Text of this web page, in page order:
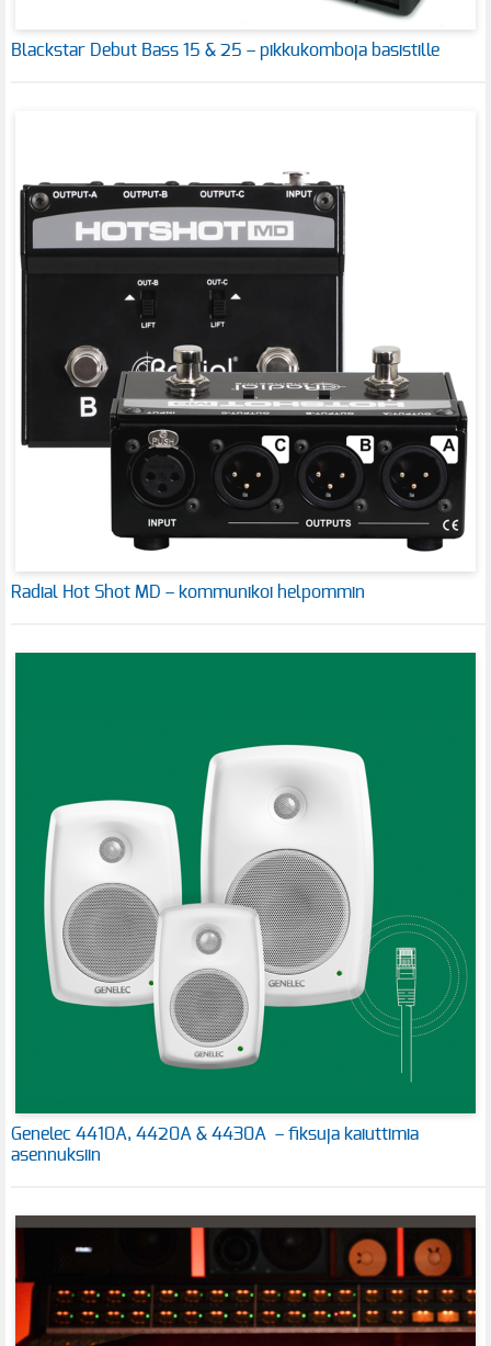
Blackstar Debut Bass 15 & 25 – pikkukomboja basistille
Radial Hot Shot MD – kommunikoi helpommin
Genelec 4410A, 4420A & 4430A – fiksuja kaiuttimia
asennuksiin